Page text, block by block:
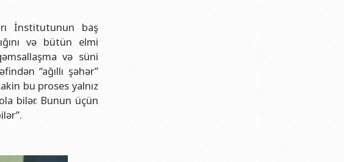
İnstitutunun baş
və bütün elmi
və süni
“ağıllı şəhər”
bu proses yalnız
bilər. Bunun üçün